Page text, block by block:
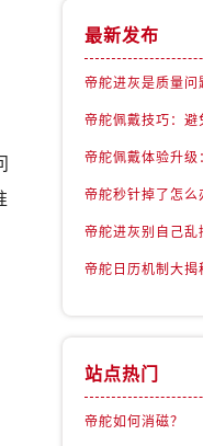
最新发布
站点热门
帝舵如何消磁？